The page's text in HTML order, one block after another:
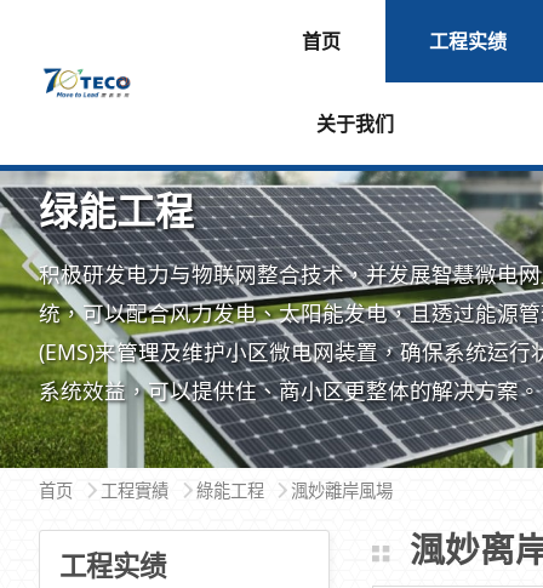
首页 工程实绩
关于我们
绿能工程
积极研发电力与物联网整合技术，并发展智慧微电
统，可以配合风力发电、太阳能发电，且透过能源
(EMS)来管理及维护小区微电网装置，确保系统运行
系统效益，可以提供住、商小区更整体的解决方案。
首页 工程實績 綠能工程 渢妙離岸風場
工程实绩 渢妙离